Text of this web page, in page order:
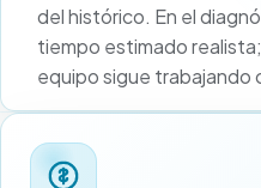
del histórico. En el
tiempo estimado
equipo sigue trabajando